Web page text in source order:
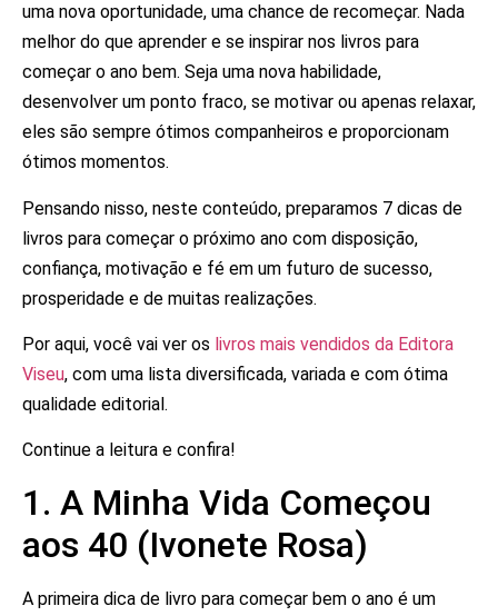
uma nova oportunidade, uma chance de recomeçar. Nada
melhor do que aprender e se inspirar nos livros para
começar o ano bem. Seja uma nova habilidade,
desenvolver um ponto fraco, se motivar ou apenas relaxar,
eles são sempre ótimos companheiros e proporcionam
ótimos momentos.
Pensando nisso, neste conteúdo, preparamos 7 dicas de
livros para começar o próximo ano com disposição,
confiança, motivação e fé em um futuro de sucesso,
prosperidade e de muitas realizações.
Por aqui, você vai ver os livros mais vendidos da Editora
Viseu, com uma lista diversificada, variada e com ótima
qualidade editorial.
Continue a leitura e confira!
1. A Minha Vida Começou
aos 40 (Ivonete Rosa)
A primeira dica de livro para começar bem o ano é um